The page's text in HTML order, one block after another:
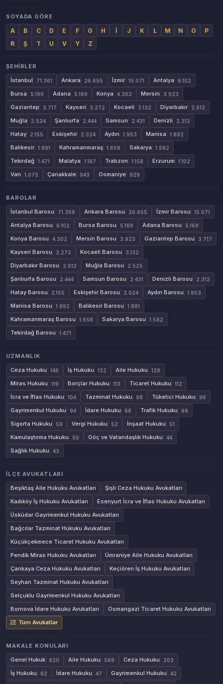
SOYADA GÖRE
A B C D E F G H İ J K L M N O
P
R
Ş T U V Y Z
ŞEHIRLER
İstanbul
71.361 Ankara 26.655 İzmir 15.071 Antalya 6.102
Bursa 5.199 Adana 5.169 Konya 4.302 Mersin 3.923
Gaziantep 3.717 Kayseri 3.272 Kocaeli 3.132 Diyarbakır 2.612
Muğla 2.524 Şanlıurfa 2.444 Samsun 2.431 Denizli 2.312
Hatay 2.155 Eskişehir 2.024 Aydın 1.953 Manisa 1.892
Balıkesir 1.891 Kahramanmaraş 1.658 Sakarya 1.582
Tekirdağ 1.471 Malatya 1.187 Trabzon 1.158 Erzurum 1.102
Van 1.075 Çanakkale 943 Osmaniye 929
BAROLAR
İstanbul Barosu
71.358 Ankara Barosu 26.655 İzmir Barosu 15.071
Antalya Barosu 6.102 Bursa Barosu 5.199 Adana Barosu 5.169
Konya Barosu 4.302 Mersin Barosu 3.923 Gaziantep Barosu 3.717
Kayseri Barosu 3.272 Kocaeli Barosu 3.132
Diyarbakır Barosu 2.612 Muğla Barosu 2.525
Şanlıurfa Barosu 2.444 Samsun Barosu 2.431 Denizli Barosu 2.312
Hatay Barosu 2.155 Eskişehir Barosu 2.024 Aydın Barosu 1.953
Manisa Barosu 1.892 Balıkesir Barosu 1.891
Kahramanmaraş Barosu 1.658 Sakarya Barosu 1.582
Tekirdağ Barosu 1.471
UZMANLIK
Ceza Hukuku
146 İş Hukuku 132 Aile Hukuku 128
Miras Hukuku 119 Borçlar Hukuku 113 Ticaret Hukuku 112
İcra ve İflas Hukuku 104 Tazminat Hukuku 98 Tüketici Hukuku 96
Gayrimenkul Hukuku 94 İdare Hukuku 88 Trafik Hukuku 69
Sigorta Hukuku 59 Vergi Hukuku 52 İnşaat Hukuku 51
Kamulaştırma Hukuku 50 Göç ve Vatandaşlık Hukuku 44
Sağlık Hukuku 43
İLÇE AVUKATLARI
Beşiktaş Aile Hukuku Avukatları
Şişli Ceza Hukuku Avukatları
Kadıköy İş Hukuku Avukatları
Esenyurt İcra ve İflas Hukuku Avukatları
Üsküdar Gayrimenkul Hukuku Avukatları
Bağcılar Tazminat Hukuku Avukatları
Küçükçekmece Ticaret Hukuku Avukatları
Pendik Miras Hukuku Avukatları
Ümraniye Aile Hukuku Avukatları
Çankaya Ceza Hukuku Avukatları
Keçiören İş Hukuku Avukatları
Seyhan Tazminat Hukuku Avukatları
Selçuklu Gayrimenkul Hukuku Avukatları
Bornova İdare Hukuku Avukatları
Osmangazi Ticaret Hukuku Avukatları
Tüm Avukatlar
MAKALE KONULARI
Genel Hukuk
820 Aile Hukuku 569 Ceza Hukuku 202
İş Hukuku 62 İdare Hukuku 47 Gayrimenkul Hukuku 42